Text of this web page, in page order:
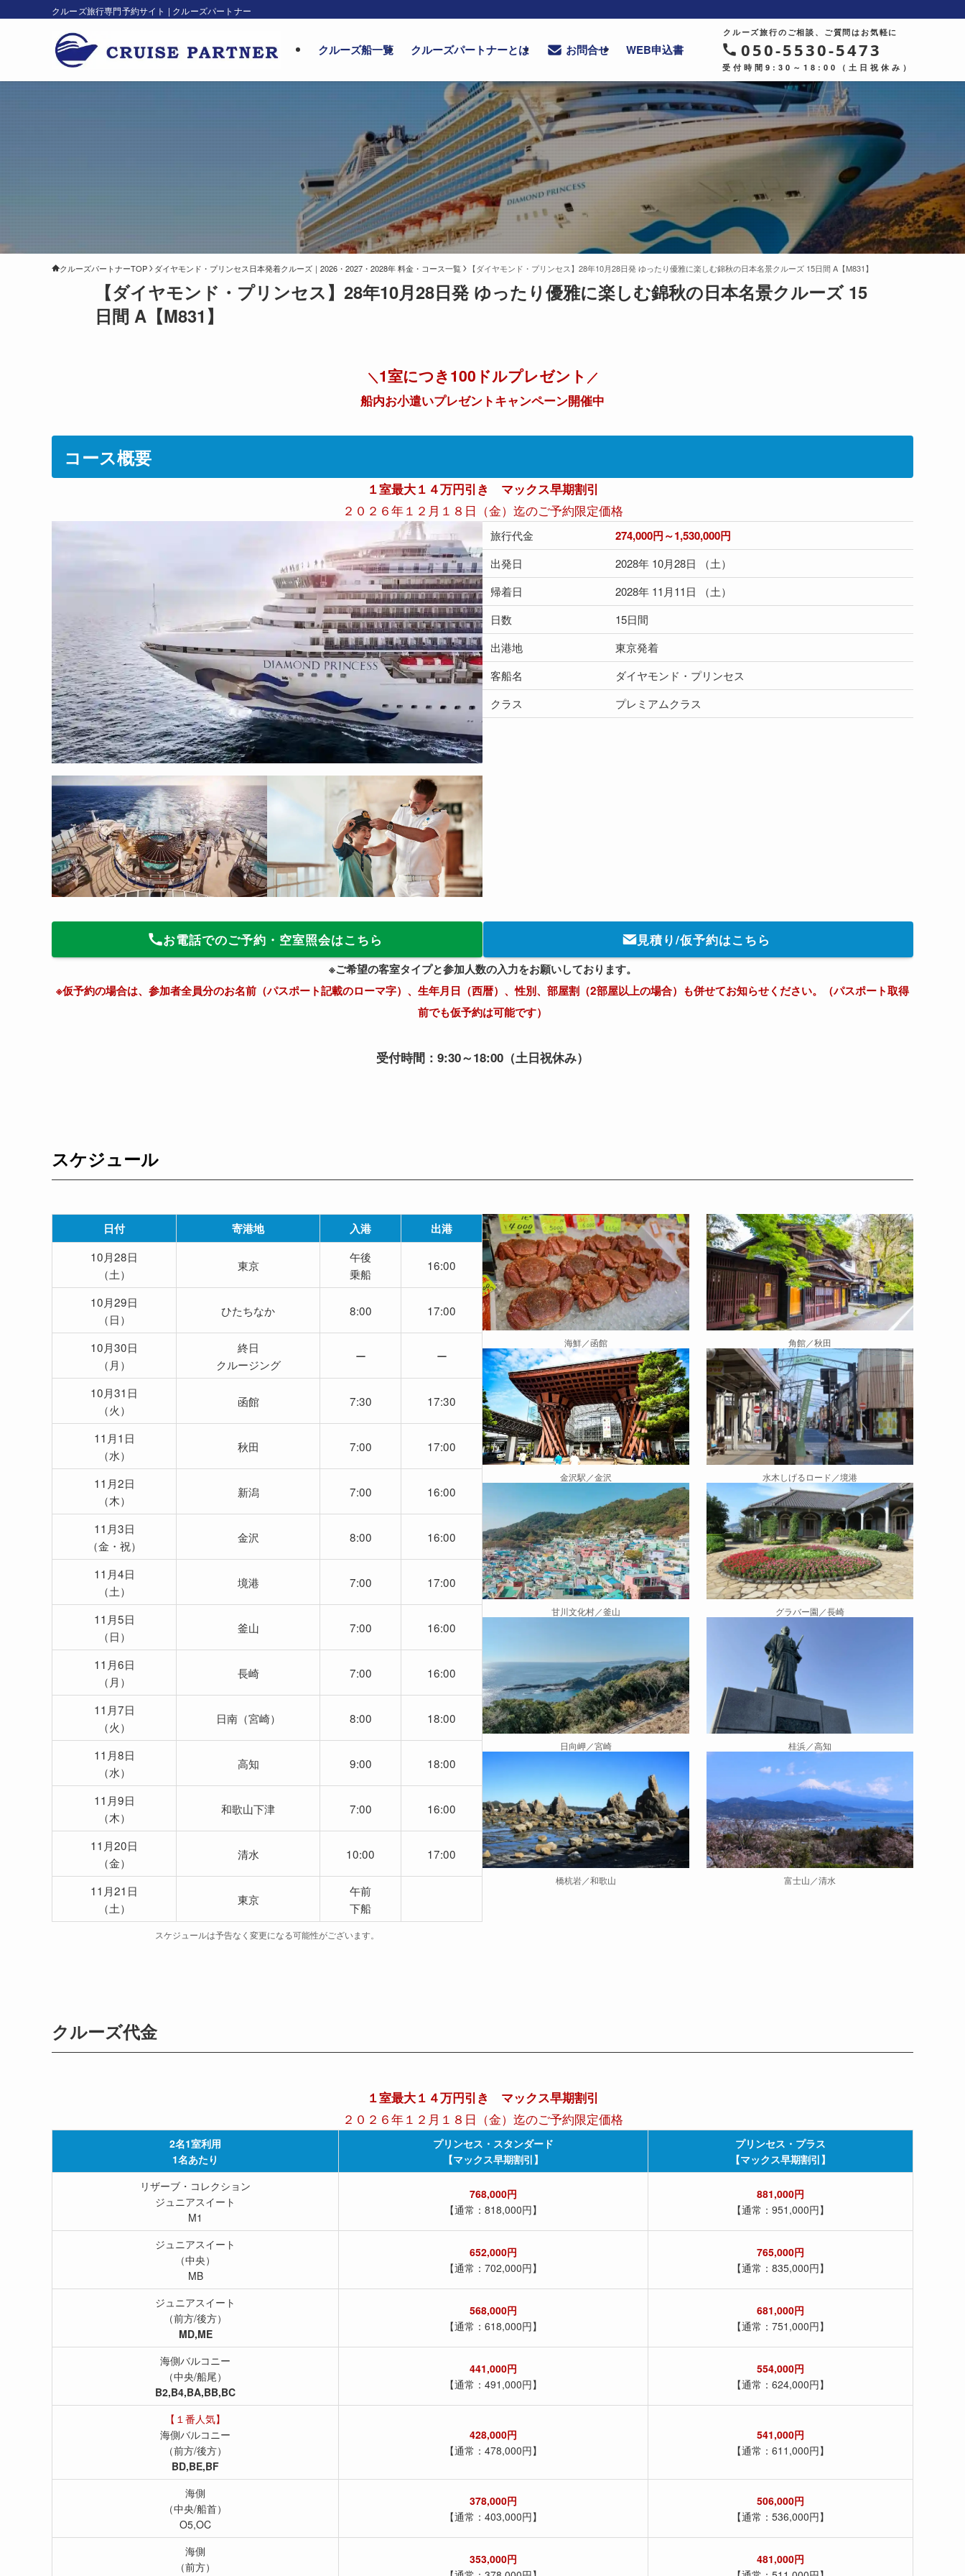
クルーズ旅行専門予約サイト | クルーズパートナー
クルーズ船一覧 クルーズパートナーとは お問合せ WEB申込書
クルーズ旅行のご相談、ご質問はお気軽に
050-5530-5473
受付時間9:30～18:00（土日祝休み）
クルーズパートナーTOP ダイヤモンド・プリンセス日本発着クルーズ｜2026・2027・2028年 料金・コース一覧 【ダイヤモンド・プリンセス】28年10月28日発 ゆったり優雅に楽しむ錦秋の日本名景クルーズ 15日間 A【M831】
【ダイヤモンド・プリンセス】28年10月28日発 ゆったり優雅に楽しむ錦秋の日本名景クルーズ 15
日間 A【M831】
＼ 1室につき100ドルプレゼント ／
船内お小遣いプレゼントキャンペーン開催中
コース概要
１室最大１４万円引き マックス早期割引
２０２６年１２月１８日（金）迄のご予約限定価格
旅行代金 274,000円～1,530,000円
出発日
2028年 10月28日 （土）
帰着日
2028年 11月11日 （土）
日数
15日間
出港地
東京発着
客船名
ダイヤモンド・プリンセス
クラス
プレミアムクラス
お電話でのご予約・空室照会はこちら 見積り/仮予約はこちら
※ご希望の客室タイプと参加人数の入力をお願いしております。
※仮予約の場合は、参加者全員分のお名前（パスポート記載のローマ字）、生年月日（西暦）、性別、部屋割（2部屋以上の場合）も併せてお知らせください。
（パスポート取得
前でも仮予約は可能です）
受付時間：9:30～18:00（土日祝休み）
スケジュール
日付 寄港地 入港
出港
10月28日
（土）
東京
午後
乗船
16:00
10月29日
（日）
ひたちなか 8:00 17:00
10月30日
（月）
終日
クルージング
ー ー
10月31日
（火）
函館 7:30 17:30
11月1日
（水）
秋田 7:00 17:00
11月2日
（木）
新潟 7:00 16:00
11月3日
（金・祝）
金沢 8:00 16:00
11月4日
（土）
境港 7:00 17:00
11月5日
（日）
釜山 7:00 16:00
11月6日
（月）
長崎 7:00 16:00
11月7日
（火）
日南（宮崎） 8:00 18:00
11月8日
（水）
高知 9:00 18:00
11月9日
（木）
和歌山下津 7:00 16:00
11月20日
（金）
清水 10:00 17:00
11月21日
（土）
東京
午前
下船
スケジュールは予告なく変更になる可能性がございます。
海鮮／函館 角館／秋田
金沢駅／金沢 水木しげるロード／境港
甘川文化村／釜山 グラバー園／長崎
日向岬／宮崎 桂浜／高知
橋杭岩／和歌山 富士山／清水
クルーズ代金
１室最大１４万円引き マックス早期割引
２０２６年１２月１８日（金）迄のご予約限定価格
2名1室利用
1名あたり
プリンセス・スタンダード
【マックス早期割引】
プリンセス・プラス
【マックス早期割引】
リザーブ・コレクション
ジュニアスイート
M1
768,000円
【通常：818,000円】
881,000円
【通常：951,000円】
ジュニアスイート
（中央）
MB
652,000円
【通常：702,000円】
765,000円
【通常：835,000円】
ジュニアスイート
（前方/後方）
MD,ME
568,000円
【通常：618,000円】
681,000円
【通常：751,000円】
海側バルコニー
（中央/船尾）
B2,B4,BA,BB,BC
441,000円
【通常：491,000円】
554,000円
【通常：624,000円】
【１番人気】
海側バルコニー
（前方/後方）
BD,BE,BF
428,000円
【通常：478,000円】
541,000円
【通常：611,000円】
海側
（中央/船首）
O5,OC
378,000円
【通常：403,000円】
506,000円
【通常：536,000円】
海側
（前方）
353,000円
481,000円